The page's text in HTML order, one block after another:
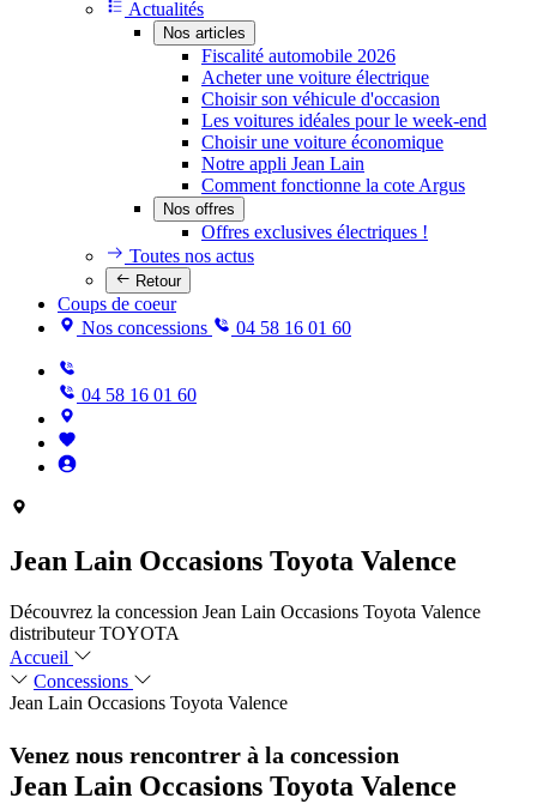
Actualités
Nos articles
Fiscalité automobile 2026
Acheter une voiture électrique
Choisir son véhicule d'occasion
Les voitures idéales pour le week-end
Choisir une voiture économique
Notre appli Jean Lain
Comment fonctionne la cote Argus
Nos offres
Offres exclusives électriques !
Toutes nos actus
Retour
Coups de coeur
Nos concessions
04 58 16 01 60
04 58 16 01 60
Jean Lain Occasions Toyota Valence
Découvrez la concession Jean Lain Occasions Toyota Valence
distributeur TOYOTA
Accueil
Concessions
Jean Lain Occasions Toyota Valence
Venez nous rencontrer à la concession
Jean Lain Occasions Toyota Valence